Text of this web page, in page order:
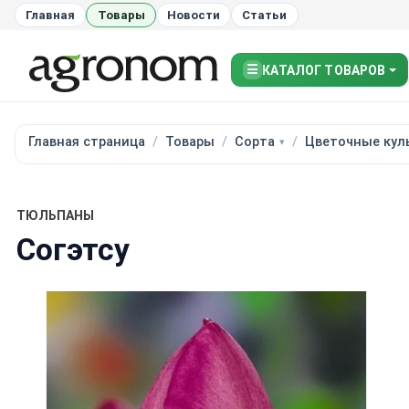
Главная Товары Новости Статьи
☰ КАТАЛОГ ТОВАРОВ
Главная страница Товары Сорта Цветочные
ТЮЛЬПАНЫ
Согэтсу